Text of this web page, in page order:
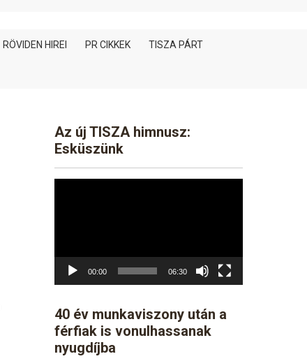
RÖVIDEN HIREI PR CIKKEK TISZA PÁRT
Az új TISZA himnusz:
Esküszünk
00:00 06:30
40 év munkaviszony után a
férfiak is vonulhassanak
nyugdíjba